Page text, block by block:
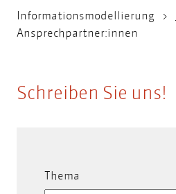
Pfadnavigation
Informationsmodellierung
Ansprechpartner:innen
Schreiben Sie uns!
Thema